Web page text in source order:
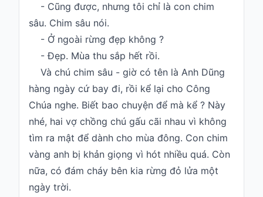
- Cũng được, nhưng tôi chỉ là con chim
sâu. Chim sâu nói.
- Ở ngoài rừng đẹp không ?
- Đẹp. Mùa thu sắp hết rồi.
Và chú chim sâu - giờ có tên là Anh Dũng
hàng ngày cứ bay đi, rồi kể lại cho Công
Chúa nghe. Biết bao chuyện để mà kể ? Này
nhé, hai vợ chồng chú gấu cãi nhau vì không
tìm ra mật để dành cho mùa đông. Con chim
vàng anh bị khản giọng vì hót nhiều quá. Còn
nữa, có đám cháy bên kia rừng đỏ lửa một
ngày trời.